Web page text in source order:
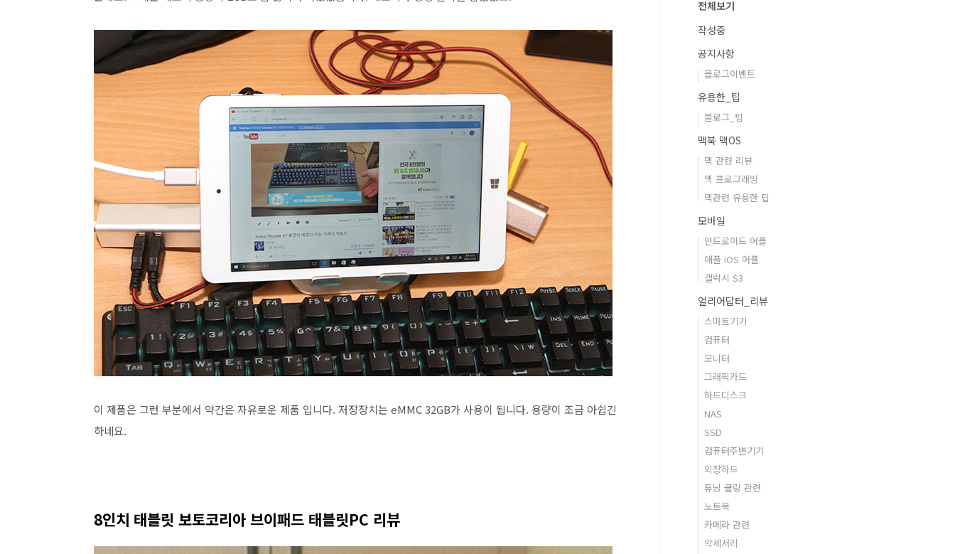
이 제품은 그런 부분에서 약간은 자유로운 제품 입니다. 저장장치는 eMMC 32GB가 사용이 됩니다. 용량이 조금 아쉽긴
하네요.
8인치 태블릿 보토코리아 브이패드 태블릿PC 리뷰
전체보기
작성중
공지사항
블로그이벤트
유용한_팁
블로그_팁
맥북 맥OS
맥 관련 리뷰
맥 프로그래밍
맥관련 유용한 팁
모바일
안드로이드 어플
애플 iOS 어플
갤럭시 S3
얼리어답터_리뷰
스마트기기
컴퓨터
모니터
그래픽카드
하드디스크
NAS
SSD
컴퓨터주변기기
외장하드
튜닝 쿨링 관련
노트북
카메라 관련
악세서리